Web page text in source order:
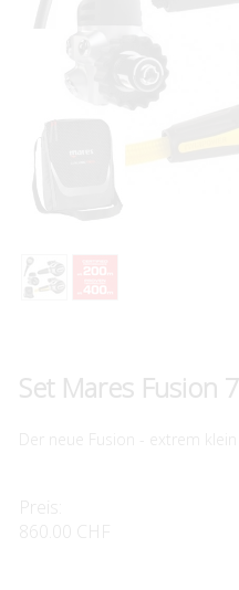
Set Mares Fusion
Der neue Fusion - extrem
Preis: